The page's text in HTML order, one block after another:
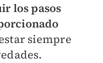
los pasos
siempre